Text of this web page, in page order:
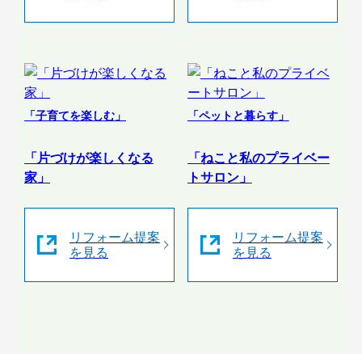
「子育てを楽しむ」
「片づけが楽しくなる
家」
リフォーム提案
を見る
「ペットと暮らす」
「ねこと私のプライベー
トサロン」
リフォーム提案
を見る